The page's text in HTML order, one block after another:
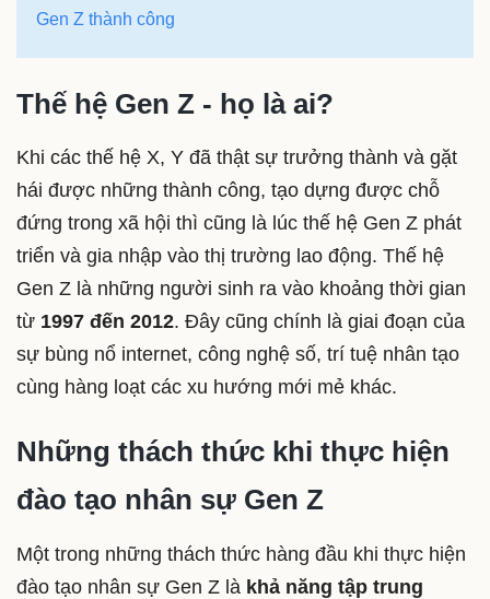
Gen Z thành công
Thế hệ Gen Z - họ là ai?
Khi các thế hệ X, Y đã thật sự trưởng thành và gặt
hái được những thành công, tạo dựng được chỗ
đứng trong xã hội thì cũng là lúc thế hệ Gen Z phát
triển và gia nhập vào thị trường lao động. Thế hệ
Gen Z là những người sinh ra vào khoảng thời gian
từ 1997 đến 2012. Đây cũng chính là giai đoạn của
sự bùng nổ internet, công nghệ số, trí tuệ nhân tạo
cùng hàng loạt các xu hướng mới mẻ khác.
Những thách thức khi thực hiện
đào tạo nhân sự Gen Z
Một trong những thách thức hàng đầu khi thực hiện
đào tạo nhân sự Gen Z là khả năng tập trung